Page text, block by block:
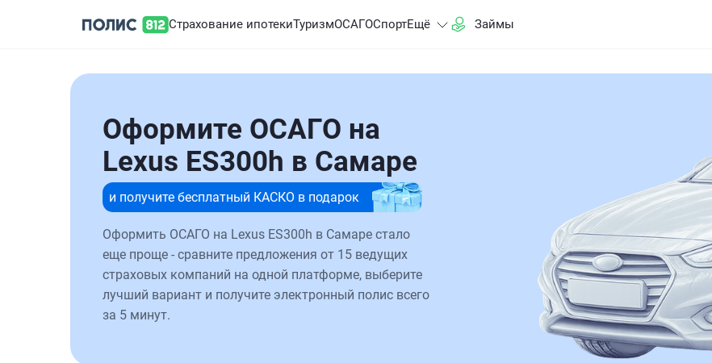
Страхование ипотекиТуризмОСАГОСпортЕщё Займы
Оформите ОСАГО на
Lexus ES300h в Самаре
и получите бесплатный КАСКО в подарок
Оформить ОСАГО на Lexus ES300h в Самаре стало
еще проще - сравните предложения от 15 ведущих
страховых компаний на одной платформе, выберите
лучший вариант и получите электронный полис всего
за 5 минут.